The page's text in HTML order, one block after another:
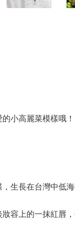
小高麗菜模樣哦！
生長在台灣中低
容上的一抹紅唇